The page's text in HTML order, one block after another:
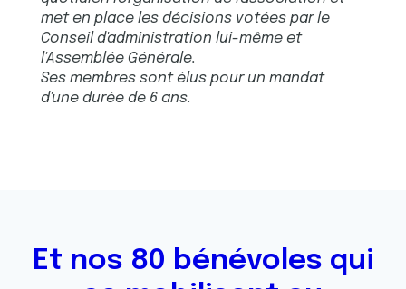
met en place les décisions votées par le
Conseil d'administration lui-même et
l'Assemblée Générale.
Ses membres sont élus pour un mandat
d'une durée de 6 ans.
Et nos 80 bénévoles qui